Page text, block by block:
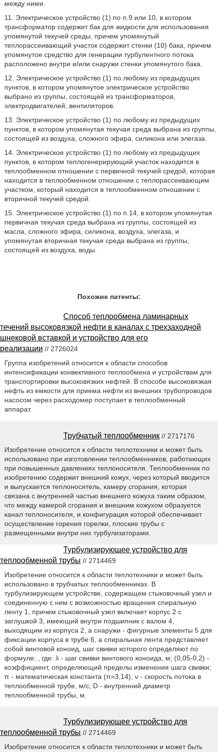
между ними.
11. Электрическое устройство (1) по п.9 или 10, в котором
трансформатор содержит бак для жидкости для использования
упомянутой текучей среды, причем упомянутый
теплорассеивающий участок содержит стенки (10) бака, причем
упомянутое средство для генерации турбулентного потока
расположено внутри и/или снаружи стенки упомянутого бака.
12. Электрическое устройство (1) по любому из предыдущих
пунктов, в котором упомянутое электрическое устройство
выбрано из группы, состоящей из трансформаторов,
электродвигателей, вентиляторов.
13. Электрическое устройство (1) по любому из предыдущих
пунктов, в котором упомянутая текучая среда выбрана из группы,
состоящей из воздуха, сложного эфира, силикона или элегаза.
14. Электрическое устройство (1) по любому из предыдущих
пунктов, в котором теплогенерирующий участок находится в
теплообменном отношении с первичной текучей средой, которая
находится в теплообменном отношении с теплорассеивающим
участком, который находится в теплообменном отношении с
вторичной текучей средой.
15. Электрическое устройство (1) по п.14, в котором упомянутая
первичная текучая среда выбрана из группы, состоящей из
масла, сложного эфира, силикона, воздуха, элегаза, и
упомянутая вторичная текучая среда выбрана из группы,
состоящей из воздуха, воды.
Похожие патенты:
Способ теплообмена ламинарных
течений высоковязкой нефти в каналах с трехзаходной
шнековой вставкой и устройство для его
реализации // 2726024
Группа изобретений относится к области способов
интенсификации конвективного теплообмена и устройствам для
транспортировки высоковязких нефтей. В способе высоковязкая
нефть из емкости для приема нефти из внешних трубопроводов
насосом через расходомер поступает в теплообменный
аппарат.
Трубчатый теплообменник // 2717176
Изобретение относится к области теплотехники и может быть
использовано при изготовлении теплообменников, работающих
при повышенных давлениях теплоносителя. Теплообменник по
изобретению содержит внешний кожух, через который вводится
и выпускается теплоноситель, камеру сгорания, которая
связана с внутренней частью внешнего кожуха таким образом,
что между камерой сгорания и внешним кожухом образуется
канал теплоносителя, и конфигурация которой обеспечивает
осуществление горения горелки, плоские трубы с
размещенными внутри них турбулизаторами.
Турбулизирующее устройство для
теплообменной трубы // 2714469
Изобретение относится к области теплотехники и может быть
использовано в трубчатых теплообменниках. В
турбулизирующем устройстве, содержащем стыковочный узел и
соединенную с ним с возможностью вращения спиральную
ленту 1, причем стыковочный узел включает корпус 2 с
заглушкой 3, имеющий внутри подшипник с валом 4,
выходящим из корпуса 2, а снаружи - фигурные элементы 5 для
фиксации корпуса в трубе 6, а спиральная лента представляет
собой винтовой коноид, шаг свивки которого определяют по
формуле: , где: λ - шаг свивки винтового коноида, м; (0,05-0,2) -
коэффициент, определяющий пределы изменения шага свивки;
π - математическая константа (π=3,14), ν - скорость потока в
теплообменной трубе, м/с; D - внутренний диаметр
теплообменной трубы, м.
Турбулизирующее устройство для
теплообменной трубы // 2714469
Изобретение относится к области теплотехники и может быть